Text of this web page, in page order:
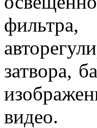
затвора,
видео.